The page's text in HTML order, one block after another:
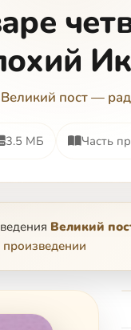
Великий пост —
3.5 МБ Часть
Великий